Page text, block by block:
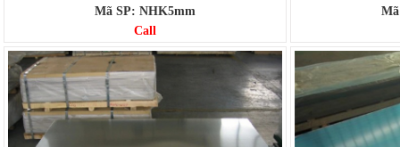
Mã SP: NHK5mm
Call